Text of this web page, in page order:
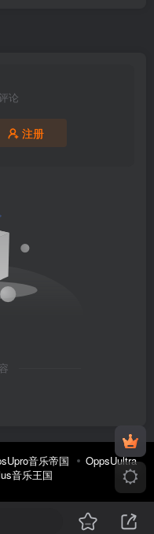
论
注册
音乐帝国
OppsUultra
音乐王国